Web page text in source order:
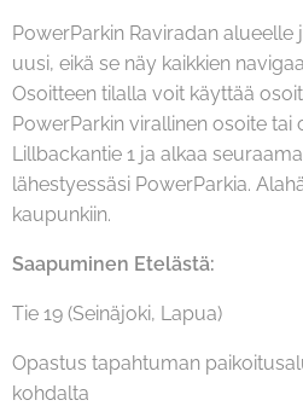
PowerParkin Raviradan
uusi, eikä se näy kaikkien
Osoitteen tilalla voit käyttää
PowerParkin virallinen osoite tai
Lillbackantie 1 ja alkaa
lähestyessäsi PowerParkia.
kaupunkiin.
Saapuminen Etelästä:
Tie 19 (Seinäjoki, Lapua)
Opastus tapahtuman
kohdalta